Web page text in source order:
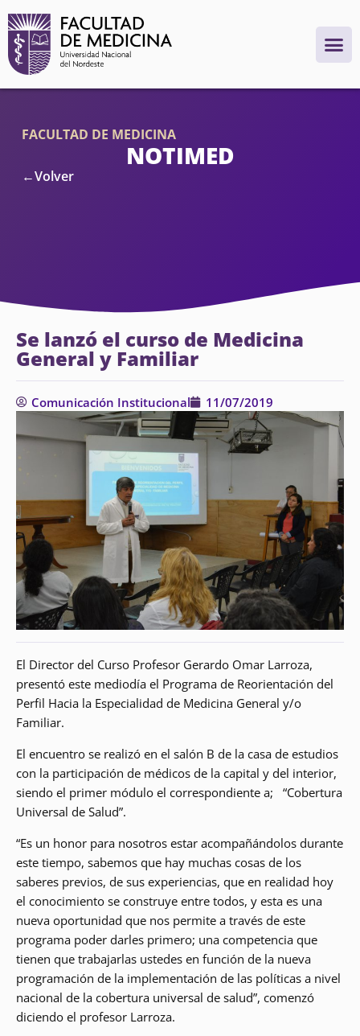
FACULTAD DE MEDICINA
NOTIMED
←Volver
Se lanzó el curso de Medicina
General y Familiar
Comunicación Institucional 11/07/2019
El Director del Curso Profesor Gerardo Omar Larroza,
presentó este mediodía el Programa de Reorientación del
Perfil Hacia la Especialidad de Medicina General y/o
Familiar.
El encuentro se realizó en el salón B de la casa de estudios
con la participación de médicos de la capital y del interior,
siendo el primer módulo el correspondiente a; “Cobertura
Universal de Salud”.
“Es un honor para nosotros estar acompañándolos durante
este tiempo, sabemos que hay muchas cosas de los
saberes previos, de sus experiencias, que en realidad hoy
el conocimiento se construye entre todos, y esta es una
nueva oportunidad que nos permite a través de este
programa poder darles primero; una competencia que
tienen que trabajarlas ustedes en función de la nueva
programación de la implementación de las políticas a nivel
nacional de la cobertura universal de salud”, comenzó
diciendo el profesor Larroza.